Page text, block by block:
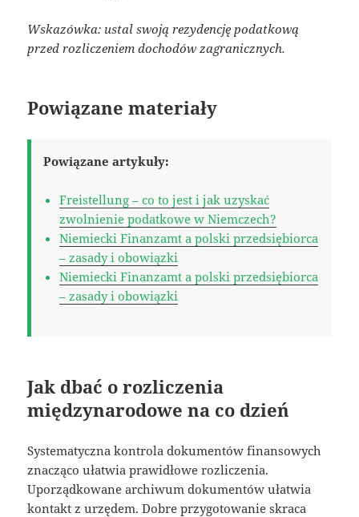
Wskazówka: ustal swoją rezydencję podatkową
przed rozliczeniem dochodów zagranicznych.
Powiązane materiały
Powiązane artykuły:
Freistellung – co to jest i jak uzyskać
zwolnienie podatkowe w Niemczech?
Niemiecki Finanzamt a polski przedsiębiorca
– zasady i obowiązki
Niemiecki Finanzamt a polski przedsiębiorca
– zasady i obowiązki
Jak dbać o rozliczenia
międzynarodowe na co dzień
Systematyczna kontrola dokumentów finansowych
znacząco ułatwia prawidłowe rozliczenia.
Uporządkowane archiwum dokumentów ułatwia
kontakt z urzędem. Dobre przygotowanie skraca